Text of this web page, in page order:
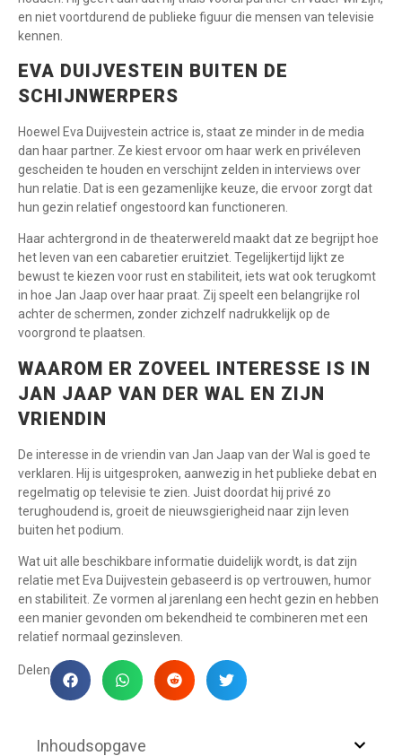
en niet voortdurend de publieke figuur die mensen van televisie
kennen.
EVA DUIJVESTEIN BUITEN DE
SCHIJNWERPERS
Hoewel Eva Duijvestein actrice is, staat ze minder in de media
dan haar partner. Ze kiest ervoor om haar werk en privéleven
gescheiden te houden en verschijnt zelden in interviews over
hun relatie. Dat is een gezamenlijke keuze, die ervoor zorgt dat
hun gezin relatief ongestoord kan functioneren.
Haar achtergrond in de theaterwereld maakt dat ze begrijpt hoe
het leven van een cabaretier eruitziet. Tegelijkertijd lijkt ze
bewust te kiezen voor rust en stabiliteit, iets wat ook terugkomt
in hoe Jan Jaap over haar praat. Zij speelt een belangrijke rol
achter de schermen, zonder zichzelf nadrukkelijk op de
voorgrond te plaatsen.
WAAROM ER ZOVEEL INTERESSE IS IN
JAN JAAP VAN DER WAL EN ZIJN
VRIENDIN
De interesse in de vriendin van Jan Jaap van der Wal is goed te
verklaren. Hij is uitgesproken, aanwezig in het publieke debat en
regelmatig op televisie te zien. Juist doordat hij privé zo
terughoudend is, groeit de nieuwsgierigheid naar zijn leven
buiten het podium.
Wat uit alle beschikbare informatie duidelijk wordt, is dat zijn
relatie met Eva Duijvestein gebaseerd is op vertrouwen, humor
en stabiliteit. Ze vormen al jarenlang een hecht gezin en hebben
een manier gevonden om bekendheid te combineren met een
relatief normaal gezinsleven.
Delen
Inhoudsopgave